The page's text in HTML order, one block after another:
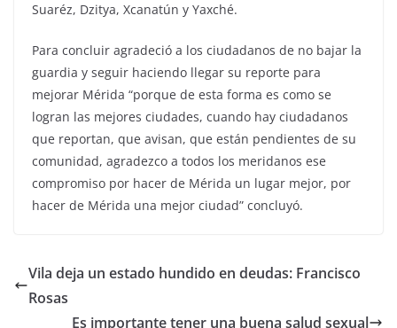
Suaréz, Dzitya, Xcanatún y Yaxché.
Para concluir agradeció a los ciudadanos de no bajar la
guardia y seguir haciendo llegar su reporte para
mejorar Mérida “porque de esta forma es como se
logran las mejores ciudades, cuando hay ciudadanos
que reportan, que avisan, que están pendientes de su
comunidad, agradezco a todos los meridanos ese
compromiso por hacer de Mérida un lugar mejor, por
hacer de Mérida una mejor ciudad” concluyó.
Vila deja un estado hundido en deudas: Francisco
Rosas
Es importante tener una buena salud sexual